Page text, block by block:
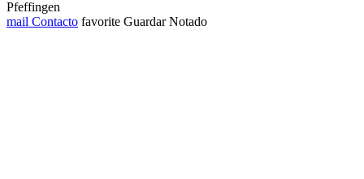
Pfeffingen
mail Contacto favorite Guardar Notado